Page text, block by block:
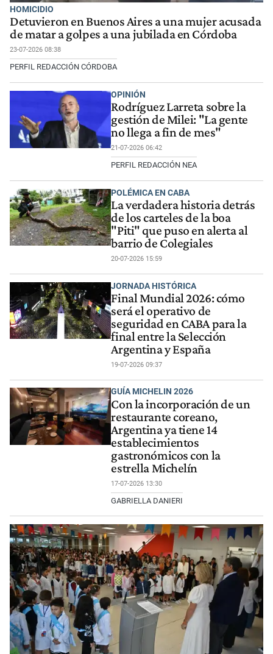
HOMICIDIO
Detuvieron en Buenos Aires a una mujer acusada
de matar a golpes a una jubilada en Córdoba
23-07-2026 08:38
PERFIL REDACCIÓN CÓRDOBA
OPINIÓN
Rodríguez Larreta sobre la
gestión de Milei: "La gente
no llega a fin de mes"
21-07-2026 06:42
PERFIL REDACCIÓN NEA
POLÉMICA EN CABA
La verdadera historia detrás
de los carteles de la boa
"Piti" que puso en alerta al
barrio de Colegiales
20-07-2026 15:59
JORNADA HISTÓRICA
Final Mundial 2026: cómo
será el operativo de
seguridad en CABA para la
final entre la Selección
Argentina y España
19-07-2026 09:37
GUÍA MICHELIN 2026
Con la incorporación de un
restaurante coreano,
Argentina ya tiene 14
establecimientos
gastronómicos con la
estrella Michelín
17-07-2026 13:30
GABRIELLA DANIERI